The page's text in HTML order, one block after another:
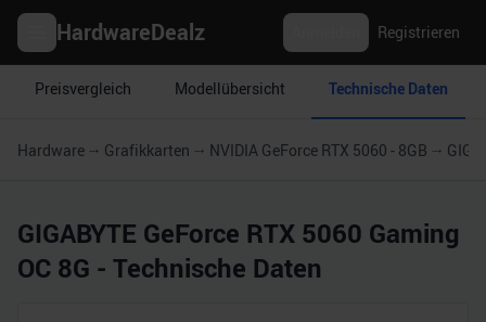
HardwareDealz Registrieren
Preisvergleich Modellübersicht Technische Daten
Hardware Grafikkarten NVIDIA GeForce RTX 5060 - 8GB
GIGABYTE GeForce RTX 5060 Gaming
OC 8G - Technische Daten